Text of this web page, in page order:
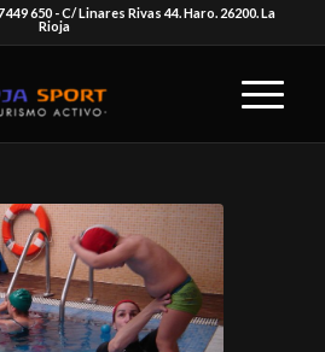
650 - C/ Linares Rivas 44. Haro. 26200. La
Rioja